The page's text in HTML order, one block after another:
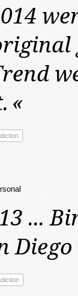
«
...